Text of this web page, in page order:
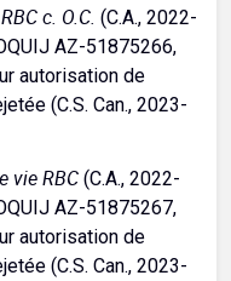
c. O.C. (C.A., 2022-
AZ-51875266,
autorisation de
(C.S. Can., 2023-
vie RBC (C.A., 2022-
AZ-51875267,
autorisation de
(C.S. Can., 2023-